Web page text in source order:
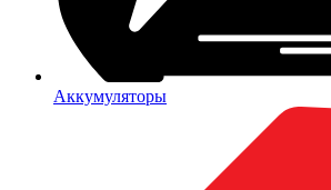
Аккумуляторы